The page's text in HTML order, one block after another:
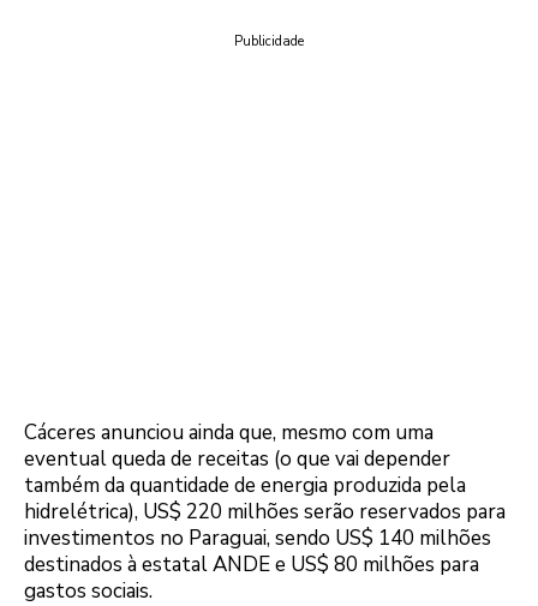
Publicidade
Cáceres anunciou ainda que, mesmo com uma
eventual queda de receitas (o que vai depender
também da quantidade de energia produzida pela
hidrelétrica), US$ 220 milhões serão reservados para
investimentos no Paraguai, sendo US$ 140 milhões
destinados à estatal ANDE e US$ 80 milhões para
gastos sociais.